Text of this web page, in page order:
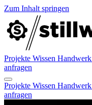
Zum Inhalt springen
Projekte Wissen Handwerk
anfragen
Projekte Wissen Handwerk
anfragen